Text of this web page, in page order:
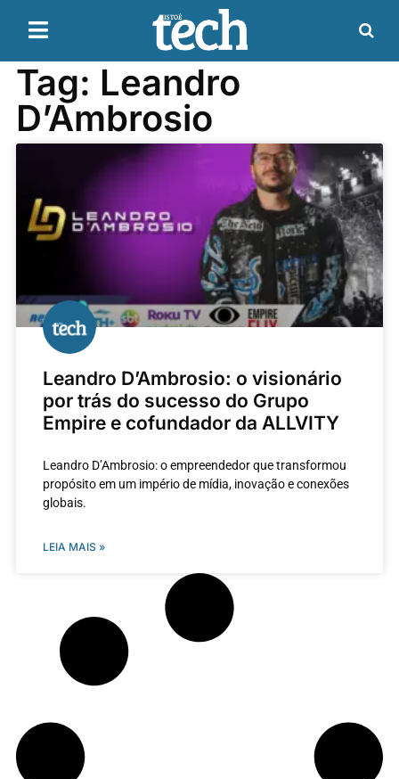
Tag: Leandro
D’Ambrosio
Leandro D’Ambrosio: o visionário
por trás do sucesso do Grupo
Empire e cofundador da ALLVITY
Leandro D’Ambrosio: o empreendedor que transformou
propósito em um império de mídia, inovação e conexões
globais.
LEIA MAIS »